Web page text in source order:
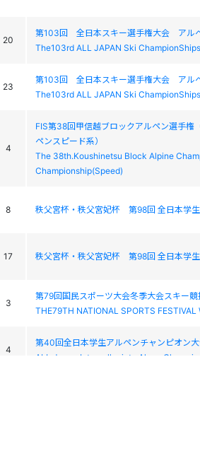
20
第103回 全日本スキー選手権大会 アル
The103rd ALL JAPAN Ski
23
第103回 全日本スキー選手権大会 アル
The103rd ALL JAPAN Ski
4
FIS第38回甲信越ブロックアルペン選手権
ペンスピード系）
The 38th.Koushinetsu Block Alpine
Championship(Speed)
8 秩父宮杯・秩父宮妃杯 第98回 全日本学
17 秩父宮杯・秩父宮妃杯 第98回 全日本学
3
第79回国民スポーツ大会冬季大会スキー競
THE79TH NATIONAL SPORTS
4
第40回全日本学生アルペンチャンピオン
ALL Japan Intercollegiate Alpen